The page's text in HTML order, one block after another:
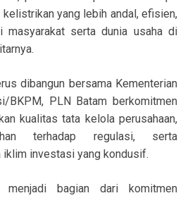
yang lebih andal, efisien,
masyarakat serta dunia usaha di
dibangun bersama Kementerian
BKPM, PLN Batam berkomitmen
kualitas tata kelola perusahaan,
terhadap regulasi, serta
iklim investasi yang kondusif.
bagian dari komitmen